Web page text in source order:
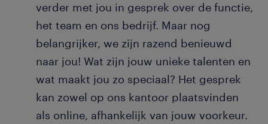
verder met jou in gesprek over de functie,
het team en ons bedrijf. Maar nog
belangrijker, we zijn razend benieuwd
naar jou! Wat zijn jouw unieke talenten en
wat maakt jou zo speciaal? Het gesprek
kan zowel op ons kantoor plaatsvinden
als online, afhankelijk van jouw voorkeur.